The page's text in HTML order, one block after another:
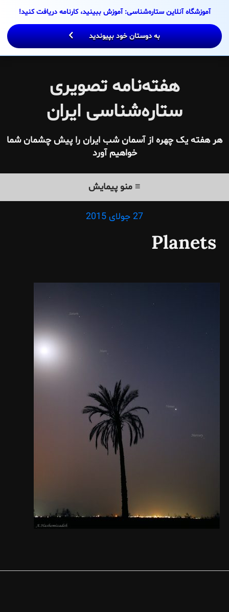
content
آموزشگاه آنلاین ستاره‌شناسی: آموزش ببینید، کارنامه دریافت کنید!
به دوستان خود بپیوندید
هفته‌نامه تصویری
ستاره‌شناسی ایران
هر هفته یک چهره از آسمان شب ایران را پیش چشمان شما
خواهیم آورد
≡ منو پیمایش
Posted
27 جولای 2015
Planets